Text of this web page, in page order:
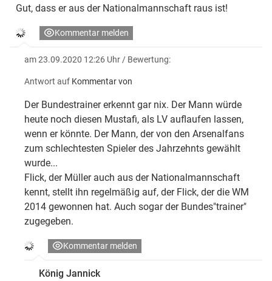
Gut, dass er aus der Nationalmannschaft raus ist!
Kommentar melden
am 23.09.2020 12:26 Uhr / Bewertung:
Antwort auf Kommentar von
Der Bundestrainer erkennt gar nix. Der Mann würde
heute noch diesen Mustafi, als LV auflaufen lassen,
wenn er könnte. Der Mann, der von den Arsenalfans
zum schlechtesten Spieler des Jahrzehnts gewählt
wurde...
Flick, der Müller auch aus der Nationalmannschaft
kennt, stellt ihn regelmäßig auf, der Flick, der die WM
2014 gewonnen hat. Auch sogar der Bundes"trainer"
zugegeben.
Kommentar melden
König Jannick